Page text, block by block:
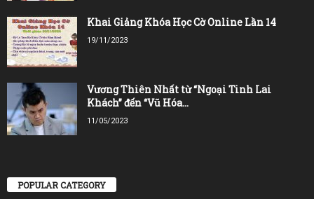
Khai Giảng Khóa Học Cờ Online Lần 14
19/11/2023
Vương Thiên Nhất từ “Ngoại Tinh Lai
Khách” đến “Vũ Hóa...
11/05/2023
POPULAR CATEGORY